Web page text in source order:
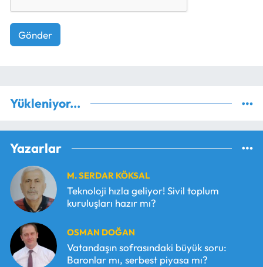
Gönder
Yükleniyor...
Yazarlar
M. SERDAR KÖKSAL
Teknoloji hızla geliyor! Sivil toplum
kuruluşları hazır mı?
OSMAN DOĞAN
Vatandaşın sofrasındaki büyük soru:
Baronlar mı, serbest piyasa mı?